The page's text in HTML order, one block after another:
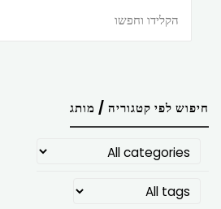
חיפוש לפי קטגוריה / מותג